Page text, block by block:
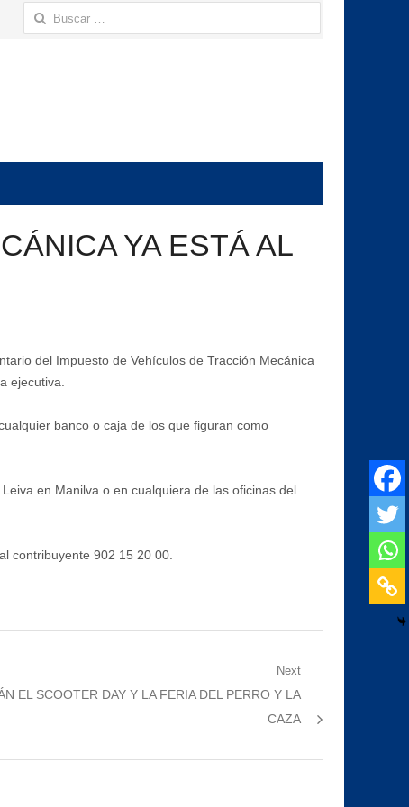
Buscar:
YA ESTÁ AL
del Impuesto de Vehículos de Tracción Mecánica
ejecutiva.
banco o caja de los que figuran como
en Manilva o en cualquiera de las oficinas del
contribuyente 902 15 20 00.
Next
EL SCOOTER DAY Y LA FERIA DEL PERRO Y LA
CAZA